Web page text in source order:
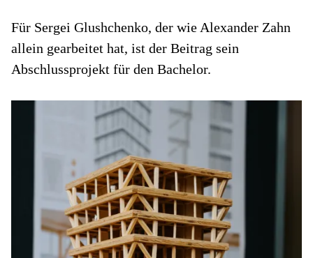
Für Sergei Glushchenko, der wie Alexander Zahn
allein gearbeitet hat, ist der Beitrag sein
Abschlussprojekt für den Bachelor.